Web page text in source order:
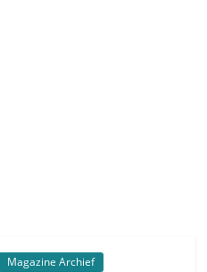
Magazine Archief